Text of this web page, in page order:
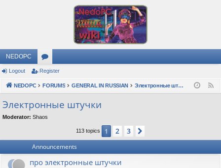
NEDOPC
or
u
s
Logout Register
NEDOPC FORUMS GENERAL IN RUSSIAN Электронные штучки
Электронные штучки
Moderator: Shaos
113 topics 1 2 3
Announcements
про электронные штучки